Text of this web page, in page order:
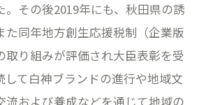
。その後2019年にも、秋田県の誘
た同年地方創生応援税制（企業版
取り組みが評価され大臣表彰を受
して白神ブランドの進行や地域文
流および養成などを通じて地域の